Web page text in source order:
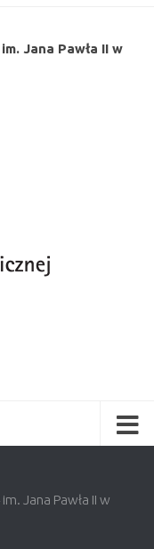
Jana Pawła II w
Jana Pawła II w